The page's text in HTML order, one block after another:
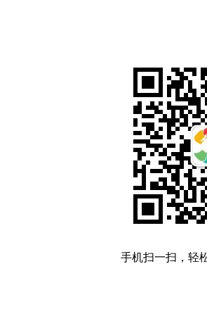
手机扫一扫，轻